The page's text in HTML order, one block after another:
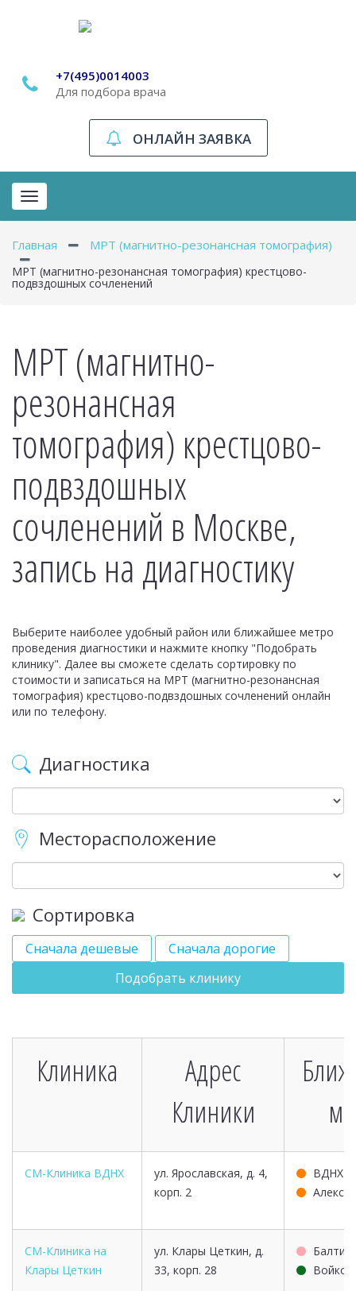
+7(495)0014003
Для подбора врача
ОНЛАЙН ЗАЯВКА
Toggle
navigation
Главная МРТ (магнитно-резонансная томография)
МРТ (магнитно-резонансная томография) крестцово-
подвздошных сочленений
МРТ (магнитно-
резонансная
томография) крестцово-
подвздошных
сочленений в Москве,
запись на диагностику
Выберите наиболее удобный район или ближайшее метро
проведения диагностики и нажмите кнопку "Подобрать
клинику". Далее вы сможете сделать сортировку по
стоимости и записаться на МРТ (магнитно-резонансная
томография) крестцово-подвздошных сочленений онлайн
или по телефону.
Диагностика
Месторасположение
Сортировка
Сначала дешевые
Сначала дорогие
Подобрать клинику
Клиника
Адрес
Клиники
СМ-Клиника ВДНХ
ул. Ярославская, д. 4,
корп. 2
ВДНХ
СМ-Клиника на
Клары Цеткин
ул. Клары Цеткин, д.
33, корп. 28